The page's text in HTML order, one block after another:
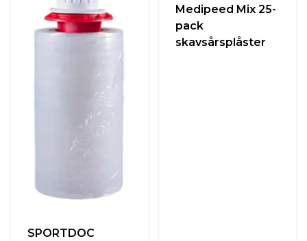
SPORTDOC
Medipeed Mix 25-
pack
skavsårsplåster